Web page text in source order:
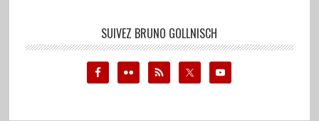
SUIVEZ BRUNO GOLLNISCH